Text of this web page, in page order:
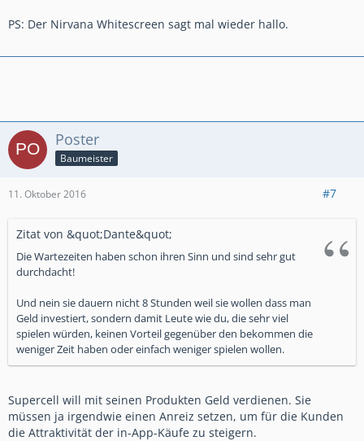
PS: Der Nirvana Whitescreen sagt mal wieder hallo.
Poster
Baumeister
11. Oktober 2016 #7
Zitat von &quot;Dante&quot;
Die Wartezeiten haben schon ihren Sinn und sind sehr gut
durchdacht!
Und nein sie dauern nicht 8 Stunden weil sie wollen dass man
Geld investiert, sondern damit Leute wie du, die sehr viel
spielen würden, keinen Vorteil gegenüber den bekommen die
weniger Zeit haben oder einfach weniger spielen wollen.
Supercell will mit seinen Produkten Geld verdienen. Sie
müssen ja irgendwie einen Anreiz setzen, um für die Kunden
die Attraktivität der in-App-Käufe zu steigern.